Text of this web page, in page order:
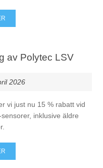
av Polytec LSV
2026
vi just nu 15 % rabatt vid
inklusive äldre